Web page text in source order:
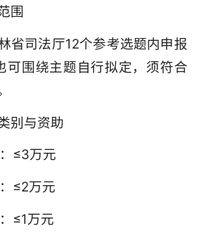
围
省司法厅12个参考选题内申报
可围绕主题自行拟定，须符合
别与资助
≤3万元
≤2万元
≤1万元